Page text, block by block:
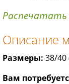
Распечатать
Описание
Размеры: 38/40
Вам